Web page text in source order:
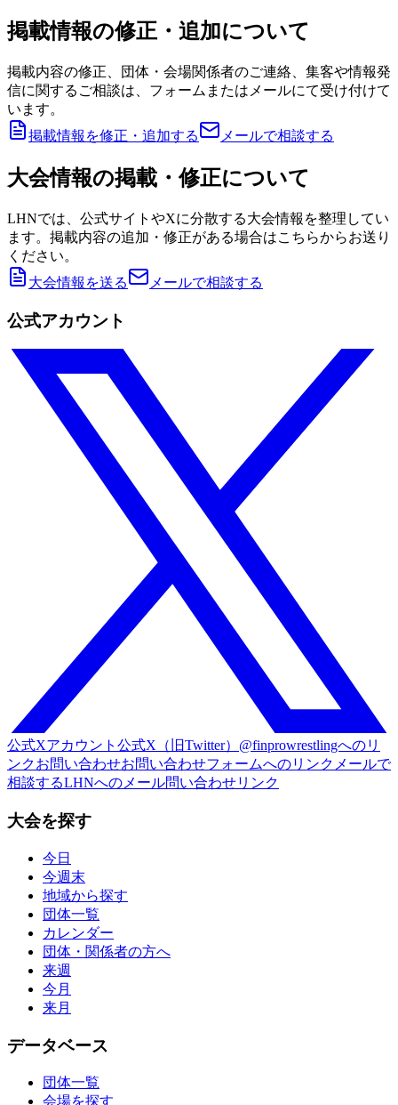
掲載情報の修正・追加について
掲載内容の修正、団体・会場関係者のご連絡、集客や情報発
信に関するご相談は、フォームまたはメールにて受け付けて
います。
掲載情報を修正・追加する
メールで相談する
大会情報の掲載・修正について
LHNでは、公式サイトやXに分散する大会情報を整理してい
ます。掲載内容の追加・修正がある場合はこちらからお送り
ください。
大会情報を送る
メールで相談する
公式アカウント
公式Xアカウント 公式X（旧Twitter）@finprowrestlingへのリ
ンクお問い合わせお問い合わせフォームへのリンク メールで
相談するLHNへのメール問い合わせリンク
大会を探す
今日
今週末
地域から探す
団体一覧
カレンダー
団体・関係者の方へ
来週
今月
来月
データベース
団体一覧
会場を探す